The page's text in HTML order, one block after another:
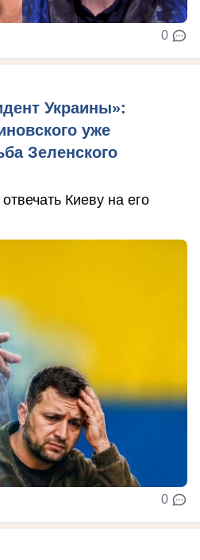
0
Украины»:
уже
Зеленского
Киеву на его
0